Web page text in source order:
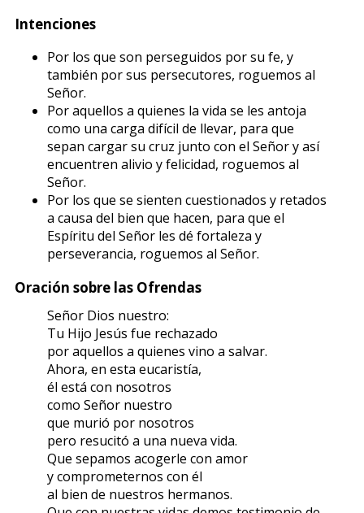
Intenciones
Por los que son perseguidos por su fe, y
también por sus persecutores, roguemos al
Señor.
Por aquellos a quienes la vida se les antoja
como una carga difícil de llevar, para que
sepan cargar su cruz junto con el Señor y así
encuentren alivio y felicidad, roguemos al
Señor.
Por los que se sienten cuestionados y retados
a causa del bien que hacen, para que el
Espíritu del Señor les dé fortaleza y
perseverancia, roguemos al Señor.
Oración sobre las Ofrendas
Señor Dios nuestro:
Tu Hijo Jesús fue rechazado
por aquellos a quienes vino a salvar.
Ahora, en esta eucaristía,
él está con nosotros
como Señor nuestro
que murió por nosotros
pero resucitó a una nueva vida.
Que sepamos acogerle con amor
y comprometernos con él
al bien de nuestros hermanos.